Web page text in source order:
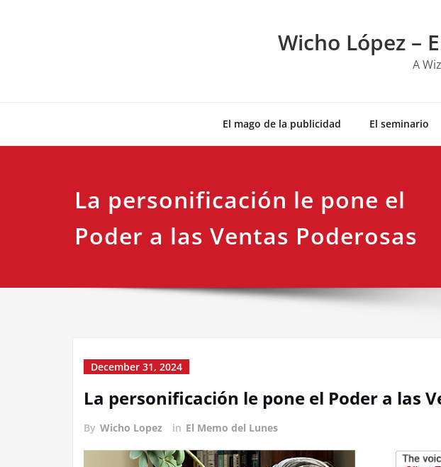
Wicho López –
A
El mago de la publicidad El seminario
La personificación le pone el
Poder a las Ventas Poderosas
December 31, 2024
La personificación le pone el Poder a las
By Wicho Lopez in El Memo del Lunes